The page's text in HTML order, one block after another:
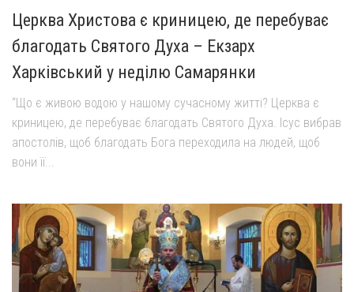
Церква Христова є криницею, де перебуває
благодать Святого Духа – Екзарх
Харківський у неділю Самарянки
“Що є живою водою у нашому сучасному житті? Церква є
криницею, де перебуває благодать Святого Духа. Ісус вибрав
апостолів, щоб благодать Бога переходила на людей, щоб
вони її...